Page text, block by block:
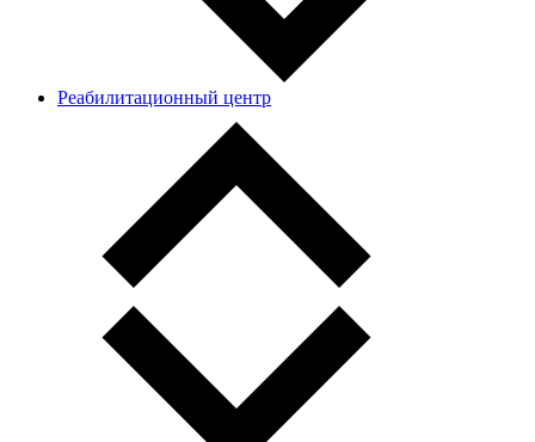
Реабилитационный центр